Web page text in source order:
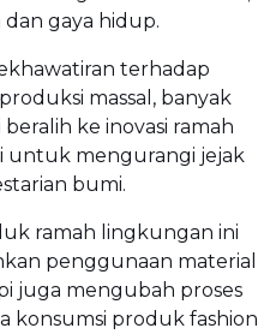
gaya hidup.
terhadap
massal, banyak
ke inovasi ramah
untuk mengurangi jejak
bumi.
ramah lingkungan ini
penggunaan material
juga mengubah proses
konsumsi produk fashion